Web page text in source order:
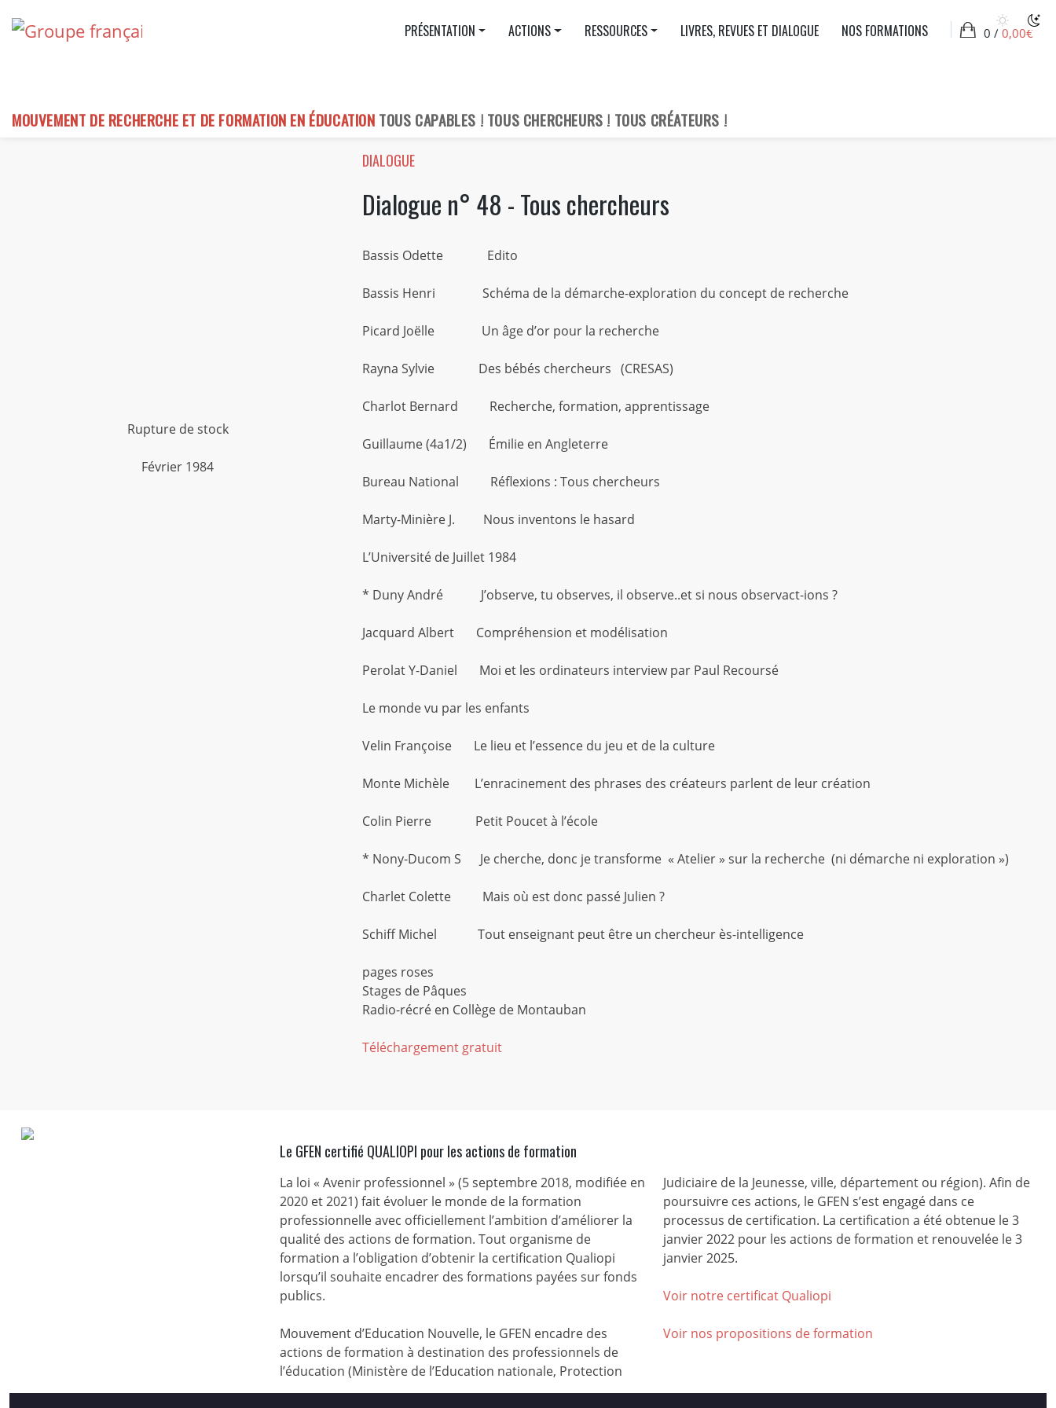
MOUVEMENT DE RECHERCHE ET DE FORMATION EN ÉDUCATION TOUS CAPABLES ! TOUS CHERCHEURS ! TOUS CRÉATEURS !
PRÉSENTATION ACTIONS RESSOURCES LIVRES, REVUES ET DIALOGUE NOS FORMATIONS 0 / 0,00€
Rupture de stock
Février 1984
DIALOGUE
Dialogue n° 48 - Tous chercheurs
Bassis Odette Edito
Bassis Henri Schéma de la démarche-exploration du concept de recherche
Picard Joëlle Un âge d’or pour la recherche
Rayna Sylvie Des bébés chercheurs (CRESAS)
Charlot Bernard Recherche, formation, apprentissage
Guillaume (4a1/2) Émilie en Angleterre
Bureau National Réflexions : Tous chercheurs
Marty-Minière J. Nous inventons le hasard
L’Université de Juillet 1984
* Duny André J’observe, tu observes, il observe..et si nous observact-ions ?
Jacquard Albert Compréhension et modélisation
Perolat Y-Daniel Moi et les ordinateurs interview par Paul Recoursé
Le monde vu par les enfants
Velin Françoise Le lieu et l’essence du jeu et de la culture
Monte Michèle L’enracinement des phrases des créateurs parlent de leur création
Colin Pierre Petit Poucet à l’école
* Nony-Ducom S Je cherche, donc je transforme « Atelier » sur la recherche (ni démarche ni exploration »)
Charlet Colette Mais où est donc passé Julien ?
Schiff Michel Tout enseignant peut être un chercheur ès-intelligence
pages roses
Stages de Pâques
Radio-récré en Collège de Montauban
Téléchargement gratuit
Le GFEN certifié QUALIOPI pour les actions de formation
La loi « Avenir professionnel » (5 septembre 2018, modifiée en
2020 et 2021) fait évoluer le monde de la formation
professionnelle avec officiellement l’ambition d’améliorer la
qualité des actions de formation. Tout organisme de
formation a l’obligation d’obtenir la certification Qualiopi
lorsqu’il souhaite encadrer des formations payées sur fonds
publics.
Mouvement d’Education Nouvelle, le GFEN encadre des
actions de formation à destination des professionnels de
l’éducation (Ministère de l’Education nationale, Protection
Judiciaire de la Jeunesse, ville, département ou région). Afin de
poursuivre ces actions, le GFEN s’est engagé dans ce
processus de certification. La certification a été obtenue le 3
janvier 2022 pour les actions de formation et renouvelée le 3
janvier 2025.
Voir notre certificat Qualiopi
Voir nos propositions de formation